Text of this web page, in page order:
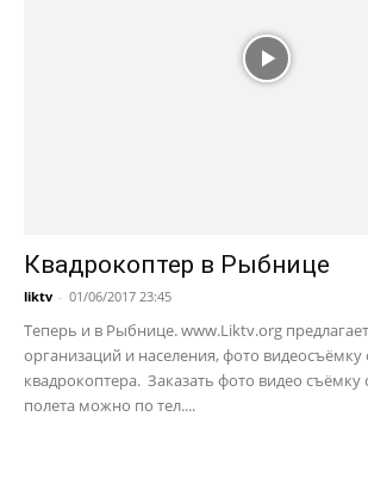
Квадрокоптер в Рыбнице
liktv - 01/06/2017 23:45
Теперь и в Рыбнице. www.Liktv.org
организаций и населения, фото видеосъёмку
квадрокоптера. Заказать фото видео съёмку
полета можно по тел....